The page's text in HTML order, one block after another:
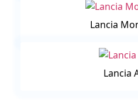
Lancia
Lancia